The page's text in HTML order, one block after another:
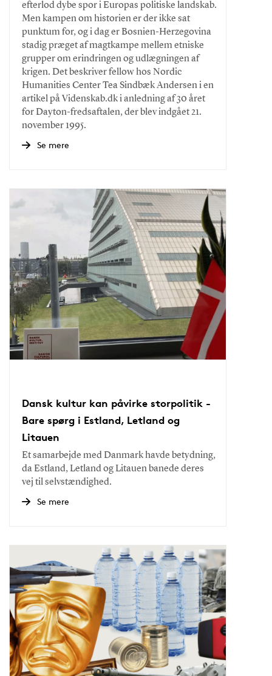
efterlod dybe spor i Europas politiske landskab.
Men kampen om historien er der ikke sat
punktum for, og i dag er Bosnien-Herzegovina
stadig præget af magtkampe mellem etniske
grupper om erindringen og udlægningen af
krigen. Det beskriver fellow hos Nordic
Humanities Center Tea Sindbæk Andersen i en
artikel på Videnskab.dk i anledning af 30 året
for Dayton-fredsaftalen, der blev indgået 21.
november 1995.
Se mere
Dansk kultur kan påvirke storpolitik -
Bare spørg i Estland, Letland og
Litauen
Et samarbejde med Danmark havde betydning,
da Estland, Letland og Litauen banede deres
vej til selvstændighed.
Se mere